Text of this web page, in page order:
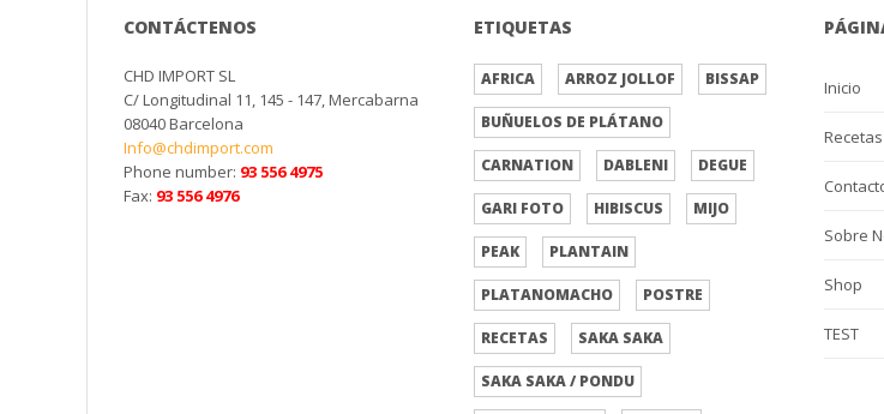
CONTÁCTENOS
CHD IMPORT SL
C/ Longitudinal 11, 145 - 147, Mercabarna
08040 Barcelona
Info@chdimport.com
Phone number: 93 556 4975
Fax: 93 556 4976
ETIQUETAS
AFRICA ARROZ JOLLOF BISSAP
BUÑUELOS DE PLÁTANO
CARNATION DABLENI DEGUE
GARI FOTO HIBISCUS MIJO
PEAK PLANTAIN
PLATANOMACHO POSTRE
RECETAS SAKA SAKA
SAKA SAKA / PONDU
Inicio
Recetas
Sobre
Shop
TEST